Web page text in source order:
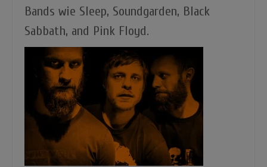
Bands wie Sleep, Soundgarden, Black
Sabbath, and Pink Floyd.